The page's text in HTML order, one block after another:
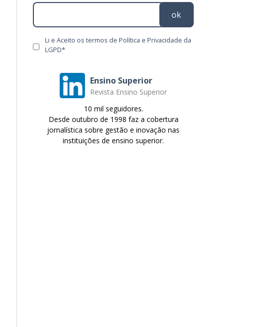
ok
Li e Aceito os termos de Política e Privacidade da
LGPD*
Ensino Superior
Revista Ensino Superior
10 mil seguidores.
Desde outubro de 1998 faz a cobertura
jornalística sobre gestão e inovação nas
instituições de ensino superior.